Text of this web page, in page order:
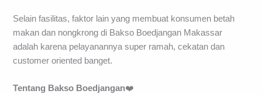
Selain fasilitas, faktor lain yang membuat konsumen betah
makan dan nongkrong di Bakso Boedjangan Makassar
adalah karena pelayanannya super ramah, cekatan dan
customer oriented banget.
Tentang Bakso Boedjangan❤️